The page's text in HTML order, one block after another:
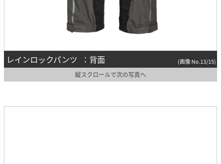
レインロックパンツ ：背面 (画像 No.13/15)
縦スクロールで次の写真へ